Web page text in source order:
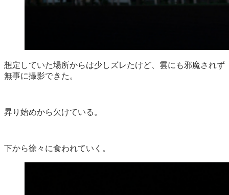
想定していた場所からは少しズレたけど、雲にも邪魔されず
無事に撮影できた。
昇り始めから欠けている。
下から徐々に食われていく。